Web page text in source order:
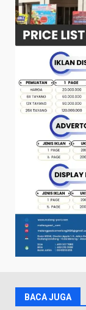
BACA JUGA